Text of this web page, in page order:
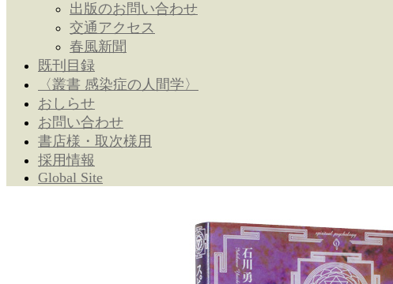
出版のお問い合わせ
交通アクセス
春風新聞
既刊目録
〈叢書 感染症の人間学〉
おしらせ
お問い合わせ
書店様・取次様用
採用情報
Global Site